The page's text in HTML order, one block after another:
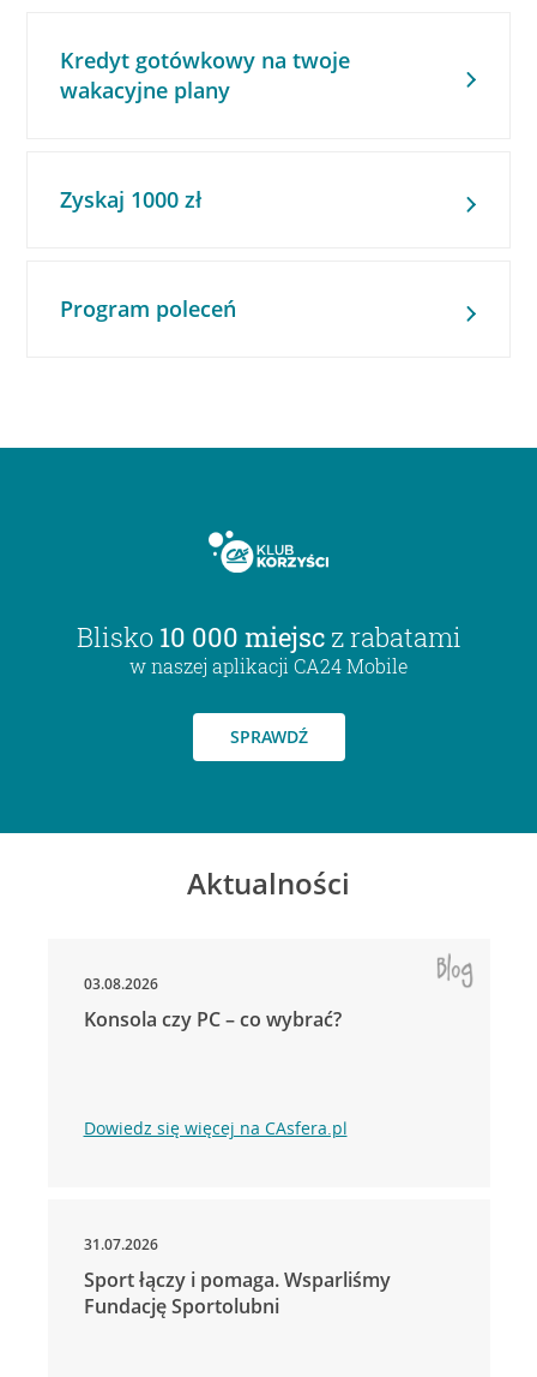
Kredyt gotówkowy na twoje
wakacyjne plany
Zyskaj 1000 zł
Program poleceń
Blisko 10 000 miejsc z rabatami
w naszej aplikacji CA24 Mobile
SPRAWDŹ
Aktualności
03.08.2026
Konsola czy PC – co wybrać?
Dowiedz się więcej na CAsfera.pl
31.07.2026
Sport łączy i pomaga. Wsparliśmy
Fundację Sportolubni